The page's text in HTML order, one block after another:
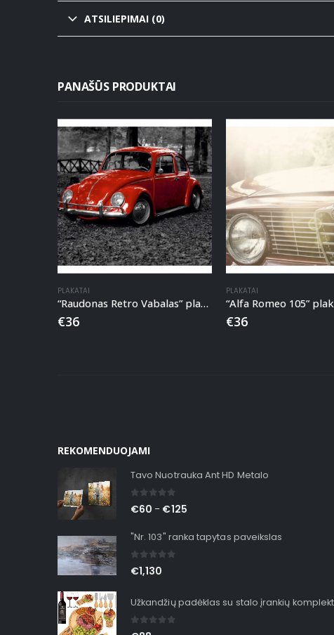
ATSILIEPIMAI (0)
PANAŠŪS PRODUKTAI
PLAKATAI
“Raudonas Retro Vabalas” plakatas
€36
PLAKATAI
“Alfa Romeo 105”
€36
REKOMENDUOJAMI
Tavo Nuotrauka Ant HD Metalo
€60 – €125
"Nr. 103" ranka tapytas paveikslas
€1,130
Užkandžių padėklas su stalo įrankių
out of 5